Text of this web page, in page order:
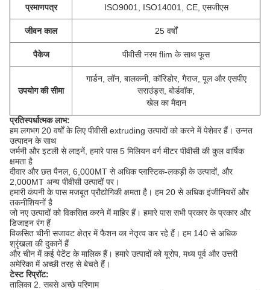
प्रमाणपत्र ISO9001, ISO14001, CE, एसजीएस
जीवन काल 25 वर्षों
पैकेज पीवीसी नरम flim के साथ फूस
उपयोग की सीमा
गार्डन, लॉन, बालकनी, कॉरिडोर, गैराज, पूल और एसपीए
सराउंड्स, बोर्डवॉक,
खेल का मैदान
प्रतिस्पर्धात्मक लाभ:
हम लगभग 20 वर्षों के लिए पीवीसी extruding उत्पादों को करने में पेशेवर हैं। उन्नत
उत्पादन के साथ
जर्मनी और इटली से लाइनें, हमारे पास 5 मिलियन वर्ग मीटर पीवीसी की कुल वार्षिक
क्षमता है
दीवार और छत पैनल, 6,000MT से अधिक प्लास्टिक-लकड़ी के उत्पादों, और
2,000MT अन्य पीवीसी उत्पादों पर।
हमारी कंपनी के पास मजबूत प्रौद्योगिकी क्षमता है। हम 20 से अधिक इंजीनियरों और
तकनीशियनों है
जो नए उत्पादों को विकसित करने में माहिर हैं। हमारे पास सभी प्रकार के प्रकार और
डिजाइन रंग हैं
विकसित चीनी सजावट क्षेत्र में फैशन का नेतृत्व कर रहे हैं। हम 140 से अधिक
श्रृंखला की दुकानें हैं
और चीन में कई पेटेंट के मालिक हैं। हमारे उत्पादों को यूरोप, मध्य पूर्व और उत्तरी
अमेरिका में अच्छी तरह से बेचते हैं।
टेस्ट रिप्रॉट:
तालिका 2. सबसे अच्छे परिणाम